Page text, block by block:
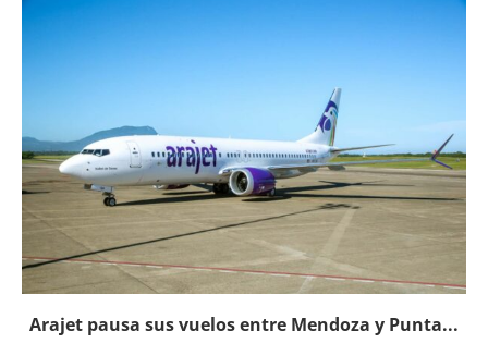
Arajet pausa sus vuelos entre Mendoza y Punta...